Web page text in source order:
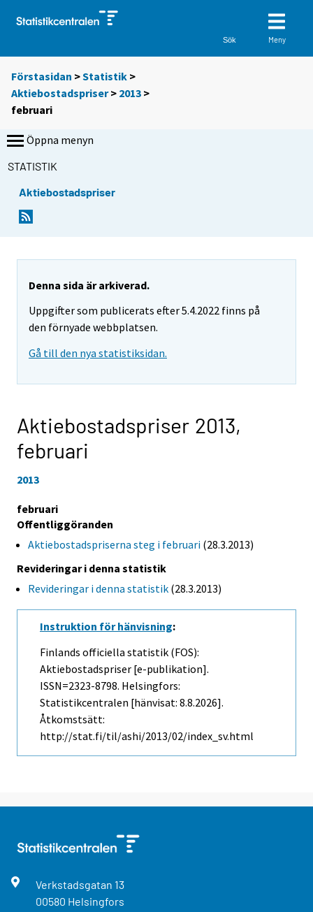
Sök Meny
Förstasidan >Statistik >
Aktiebostadspriser> 2013 >
februari
Öppna menyn
STATISTIK
Aktiebostadspriser
Denna sida är arkiverad.
Uppgifter som publicerats efter 5.4.2022 finns på
den förnyade webbplatsen.
Gå till den nya statistiksidan.
Aktiebostadspriser 2013,
februari
2013
februari
Offentliggöranden
Aktiebostadspriserna steg i februari (28.3.2013)
Revideringar i denna statistik
Revideringar i denna statistik (28.3.2013)
Instruktion för hänvisning:
Finlands officiella statistik (FOS):
Aktiebostadspriser [e-publikation].
ISSN=2323-8798. Helsingfors:
Statistikcentralen [hänvisat: 8.8.2026].
Åtkomstsätt:
http://stat.fi/til/ashi/2013/02/index_sv.html
Verkstadsgatan 13
00580 Helsingfors